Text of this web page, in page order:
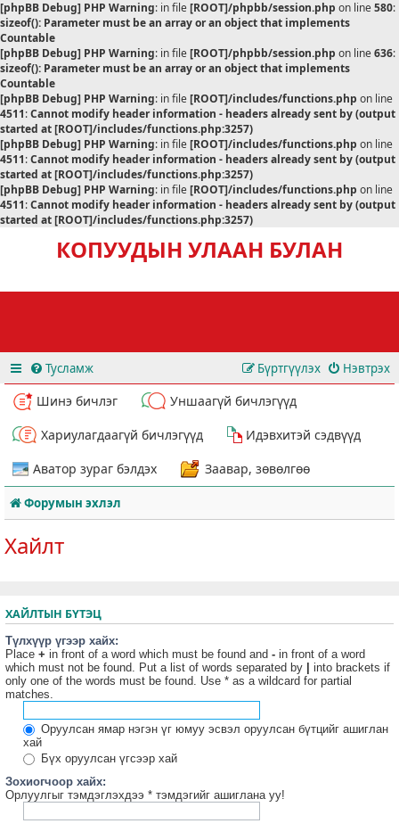
[phpBB Debug] PHP Warning: in file[ROOT]/phpbb/session.php on line580:
sizeof(): Parameter must be an array or an object that implements
Countable
[phpBB Debug] PHP Warning: in file[ROOT]/phpbb/session.php on line636:
sizeof(): Parameter must be an array or an object that implements
Countable
[phpBB Debug] PHP Warning: in file[ROOT]/includes/functions.php on line
4511:Cannot modify header information - headers already sent by (output
started at [ROOT]/includes/functions.php:3257)
[phpBB Debug] PHP Warning: in file[ROOT]/includes/functions.php on line
4511:Cannot modify header information - headers already sent by (output
started at [ROOT]/includes/functions.php:3257)
[phpBB Debug] PHP Warning: in file[ROOT]/includes/functions.php on line
4511:Cannot modify header information - headers already sent by (output
started at [ROOT]/includes/functions.php:3257)
КОПУУДЫН УЛААН БУЛАН
Тусламж Нэвтрэх
Бүртгүүлэх
Шинэ бичлэг
Уншаагүй бичлэгүүд
Хариулагдаагүй бичлэгүүд
Идэвхитэй сэдвүүд
Аватор зураг бэлдэх
Заавар, зөвөлгөө
Форумын эхлэл
Хайлт
ХАЙЛТЫН БҮТЭЦ
Түлхүүр үгээр хайх:
Place + in front of a word which must be found and - in front of a word
which must not be found. Put a list of words separated by | into brackets if
only one of the words must be found. Use * as a wildcard for partial
matches.
Оруулсан ямар нэгэн үг юмуу эсвэл оруулсан бүтцийг ашиглан
хай
Бүх оруулсан үгсээр хай
Зохиогчоор хайх:
Орлуулгыг тэмдэглэхдээ * тэмдэгийг ашиглана уу!